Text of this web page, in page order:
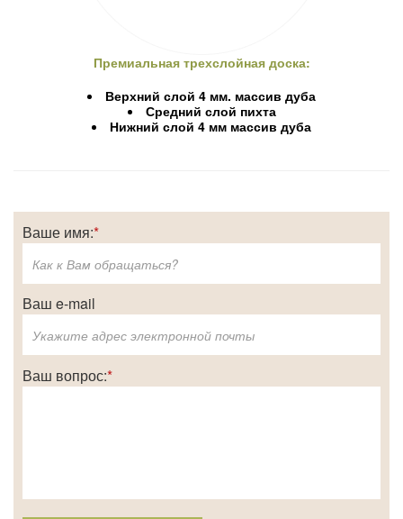
Премиальная трехслойная доска:
Верхний слой 4 мм. массив дуба
Средний слой пихта
Нижний слой 4 мм массив дуба
Ваше имя:*
Ваш e-mail
Ваш вопрос:*